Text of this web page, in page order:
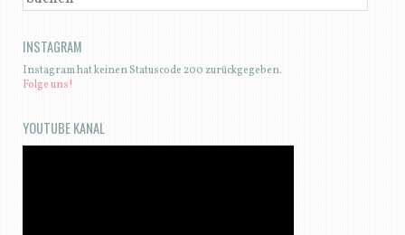
INSTAGRAM
Instagram hat keinen Statuscode 200 zurückgegeben.
Folge uns!
YOUTUBE KANAL